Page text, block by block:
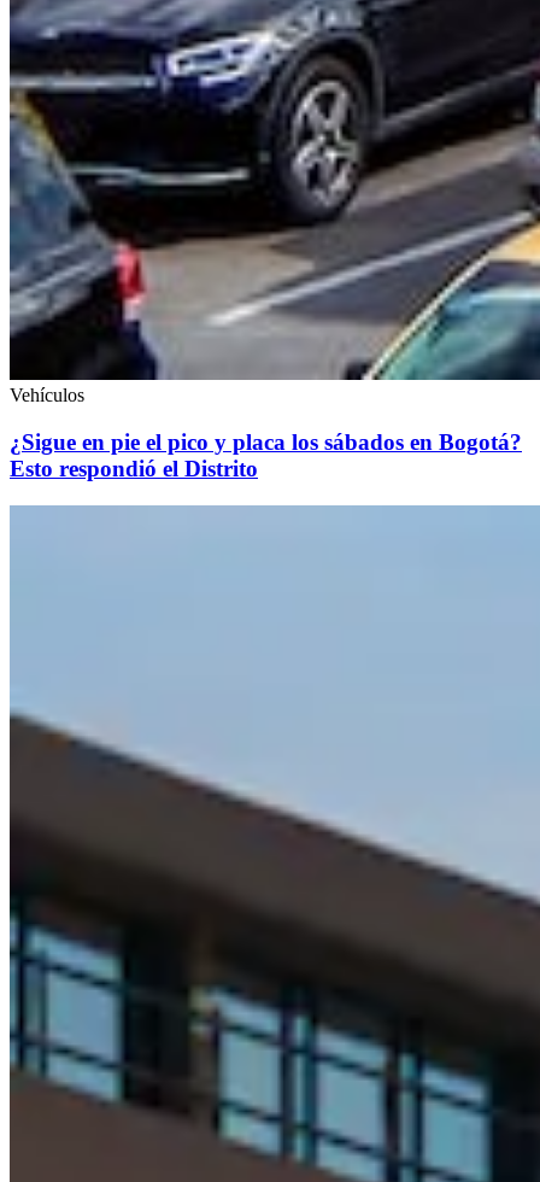
Vehículos
¿Sigue en pie el pico y placa los sábados en Bogotá?
Esto respondió el Distrito